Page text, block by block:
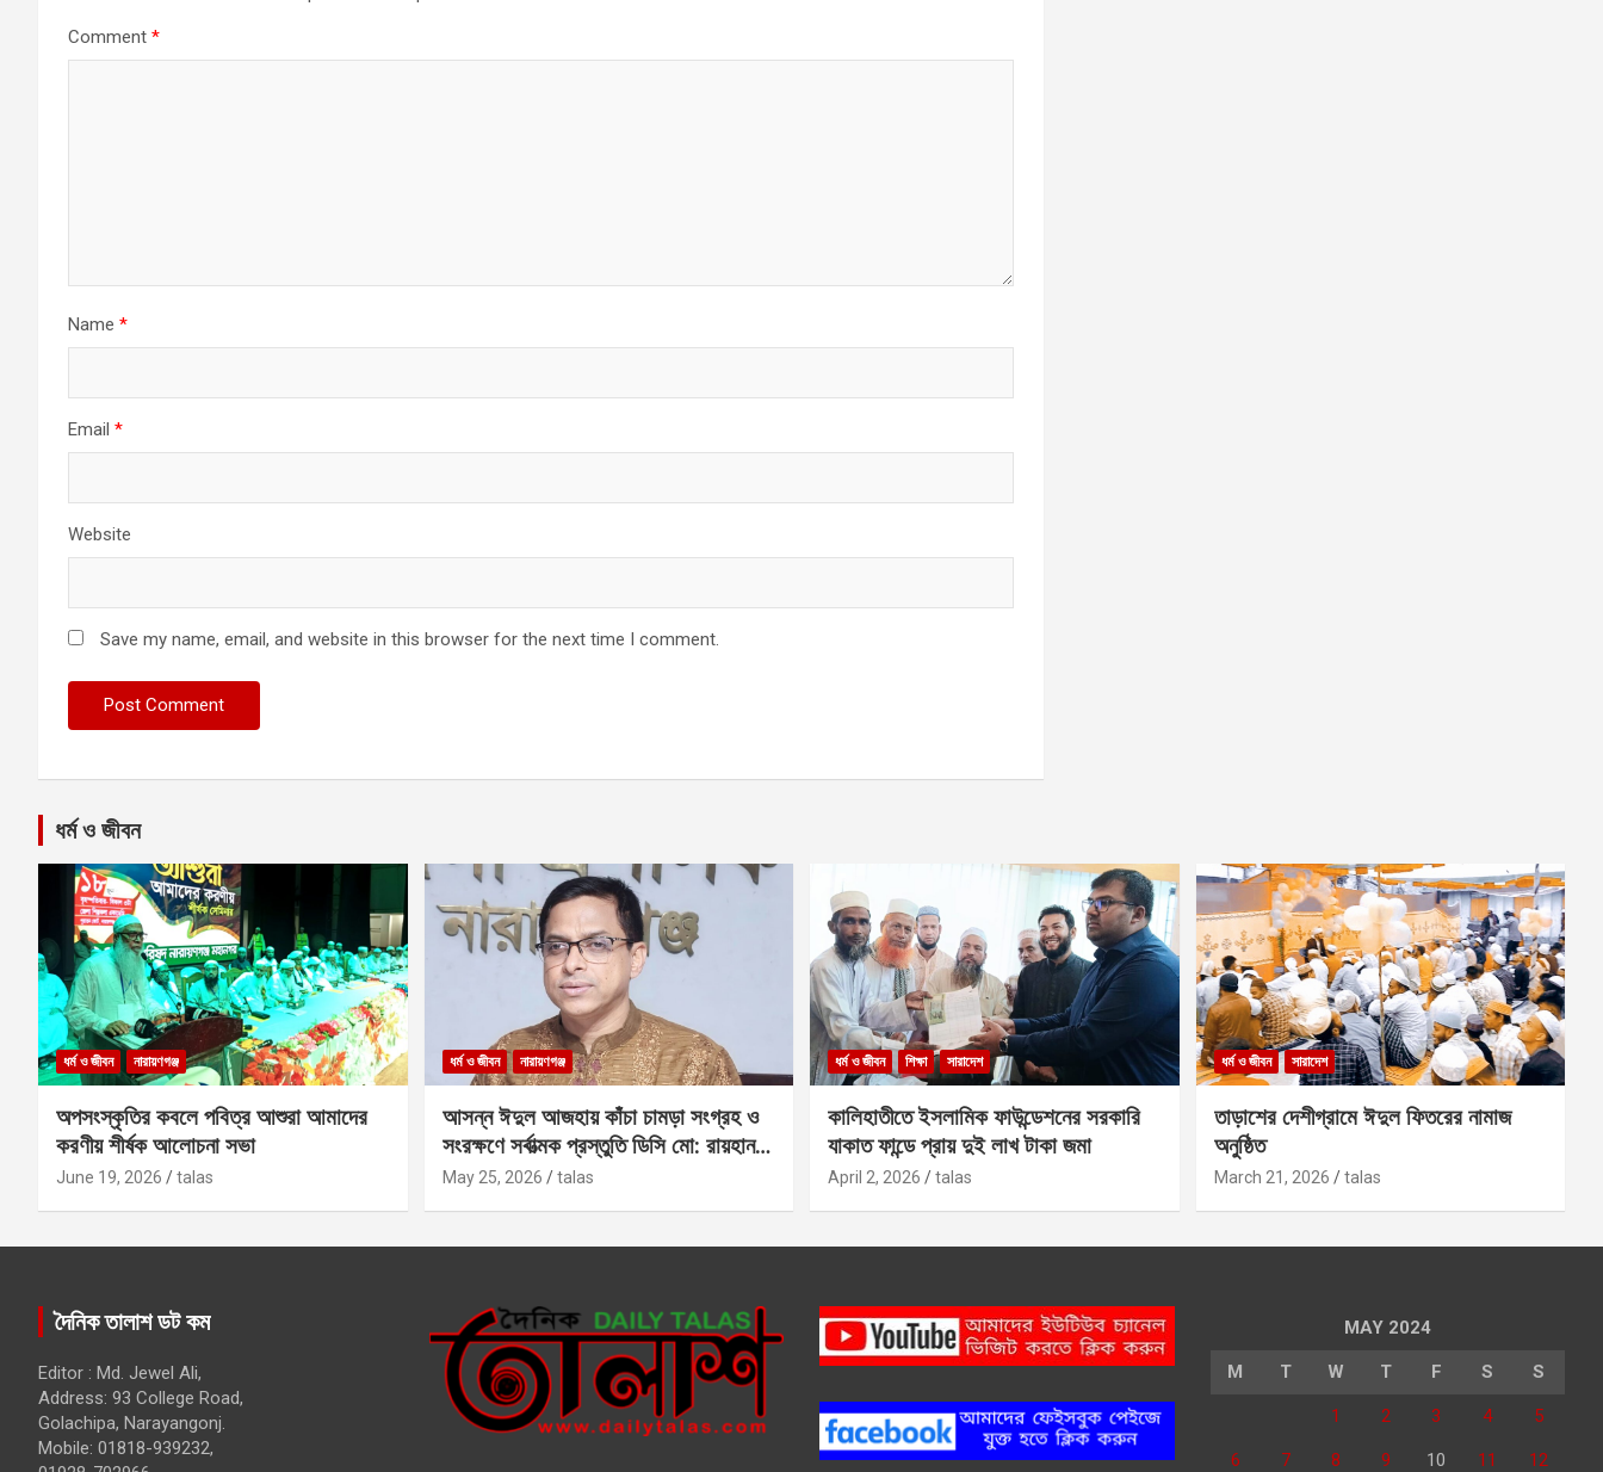
Comment *
Name *
Email *
Website
Save my name, email, and website in this browser for the next time I comment.
ধর্ম ও জীবন
ধর্ম ও জীবন নারায়ণগঞ্জ
অপসংস্কৃতির কবলে পবিত্র আশুরা আমাদের
করণীয় শীর্ষক আলোচনা সভা
June 19, 2026 talas
ধর্ম ও জীবন নারায়ণগঞ্জ
আসন্ন ঈদুল আজহায় কাঁচা চামড়া সংগ্রহ ও
সংরক্ষণে সর্বাত্মক প্রস্তুতি ডিসি মো: রায়হান
কবির
May 25, 2026 talas
ধর্ম ও জীবন শিক্ষা সারাদেশ
কালিহাতীতে ইসলামিক ফাউন্ডেশনের সরকারি
যাকাত ফান্ডে প্রায় দুই লাখ টাকা জমা
April 2, 2026 talas
ধর্ম ও জীবন সারাদেশ
তাড়াশের দেশীগ্রামে ঈদুল ফিতরের নামাজ
অনুষ্ঠিত
March 21, 2026 talas
দৈনিক তালাশ ডট কম
Editor : Md. Jewel Ali,
Address: 93 College Road,
Golachipa, Narayangonj.
Mobile: 01818-939232,
MAY 2024
M T W T F S S
1 2 3 4 5
6 7 8 9 10 11 12